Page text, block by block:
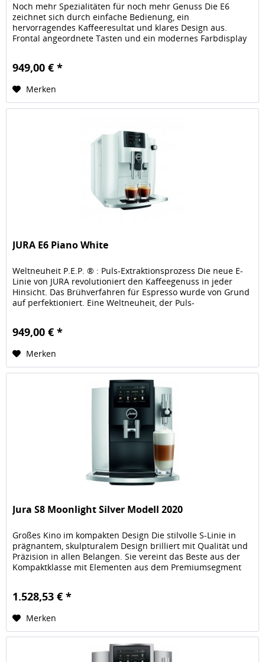
Noch mehr Spezialitäten für noch mehr Genuss Die E6
zeichnet sich durch einfache Bedienung, ein
hervorragendes Kaffeeresultat und klares Design aus.
Frontal angeordnete Tasten und ein modernes Farbdisplay
949,00 € *
Merken
JURA E6 Piano White
Weltneuheit P.E.P. ® : Puls-Extraktionsprozess Die neue E-
Linie von JURA revolutioniert den Kaffeegenuss in jeder
Hinsicht. Das Brühverfahren für Espresso wurde von Grund
auf perfektioniert. Eine Weltneuheit, der Puls-
949,00 € *
Merken
Jura S8 Moonlight Silver Modell 2020
Großes Kino im kompakten Design Die stilvolle S-Linie in
prägnantem, skulpturalem Design brilliert mit Qualität und
Präzision in allen Belangen. Sie vereint das Beste aus der
Kompaktklasse mit Elementen aus dem Premiumsegment
1.528,53 € *
Merken